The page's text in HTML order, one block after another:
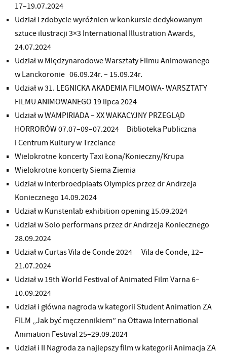
17–19.07.2024
Udział i zdobycie wyróżnien w konkursie dedykowanym
sztuce ilustracji 3×3 International Illustration Awards,
24.07.2024
Udział w Międzynarodowe Warsztaty Filmu Animowanego
w Lanckoronie 06.09.24r. – 15.09.24r.
Udział w 31. LEGNICKA AKADEMIA FILMOWA- WARSZTATY
FILMU ANIMOWANEGO 19 lipca 2024
Udział w WAMPIRIADA – XX WAKACYJNY PRZEGLĄD
HORRORÓW 07.07–09–07.2024 Biblioteka Publiczna
i Centrum Kultury w Trzciance
Wielokrotne koncerty Taxi Łona/Konieczny/Krupa
Wielokrotne koncerty Siema Ziemia
Udział w Interbroedplaats Olympics przez dr Andrzeja
Koniecznego 14.09.2024
Udział w Kunstenlab exhibition opening 15.09.2024
Udział w Solo performans przez dr Andrzeja Koniecznego
28.09.2024
Udział w Curtas Vila de Conde 2024 Vila de Conde, 12–
21.07.2024
Udział w 19th World Festival of Animated Film Varna 6–
10.09.2024
Udział i główna nagroda w kategorii Student Animation ZA
FILM „Jak być męczennikiem” na Ottawa International
Animation Festival 25–29.09.2024
Udział i II Nagroda za najlepszy film w kategorii Animacja ZA